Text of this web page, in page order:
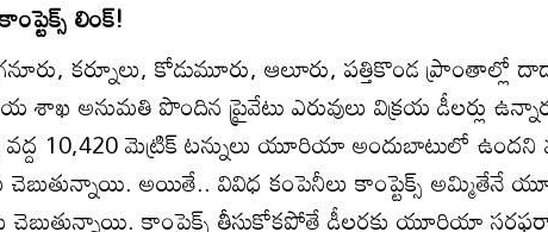
లింక్‌!
కర్నూలు, కోడుమూరు, ఆలూరు, పత్తికొండ ప్రాంతాల్లో
అనుమతి పొందిన ప్రైవేటు ఎరువులు విక్రయ డీలర్లు
10,420 మెట్రిక్‌ టన్నులు యూరియా అందుబాటులో
చెబుతున్నాయి. అయితే.. వివిధ కంపెనీలు కాంప్టెక్స్‌ అమ్మితేనే
చెబుతున్నాయి. కాంప్లెక్స్‌ తీసుకోకపోతే డీలర్లకు యూరియా